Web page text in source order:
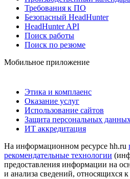
Требования к ПО
Безопасный HeadHunter
HeadHunter API
Поиск работы
Поиск по резюме
Мобильное приложение
Этика и комплаенс
Оказание услуг
Использование сайтов
Защита персональных
ИТ аккредитация
На информационном ресурсе hh.ru
рекомендательные технологии
предоставления информации на
и анализа сведений, относящихся